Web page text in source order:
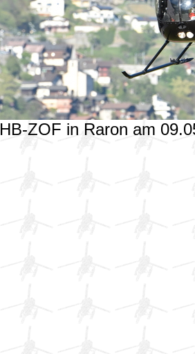
HB-ZOF in Raron am